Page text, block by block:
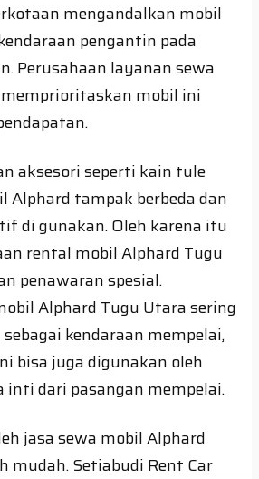
mengandalkan mobil
pengantin pada
Perusahaan layanan sewa
mobil ini
aksesori seperti kain tule
Alphard tampak berbeda dan
di gunakan. Oleh karena itu
rental mobil Alphard Tugu
penawaran spesial.
Alphard Tugu Utara sering
kendaraan mempelai,
bisa juga digunakan oleh
inti dari pasangan mempelai.
jasa sewa mobil Alphard
mudah. Setiabudi Rent Car